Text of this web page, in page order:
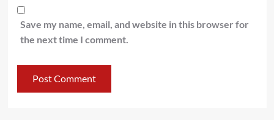
Save my name, email, and website in this browser for
the next time I comment.